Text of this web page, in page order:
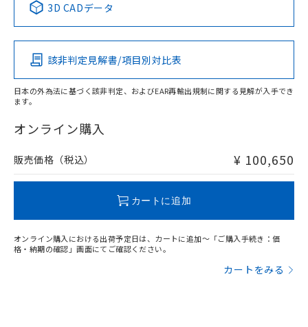
Pb Hg Cd Cr(VI)
O
在庫等で未対応品が混在する可能性があります。
問い合わせください。
この製品の規格認証/適合状況ページへ
その他の認証はこちらのページからご検索ください
3D CADデータ
該非判定見解書/項目別対比表
日本の外為法に基づく該非判定、およびEAR再輸出規制に関する見解が入手でき
ます。
オンライン購入
販売価格（税込） ¥ 100,650
カートに追加
オンライン購入における出荷予定日は、カートに追加～「ご購入手続き：価
格・納期の確認」画面にてご確認ください。
カートをみる